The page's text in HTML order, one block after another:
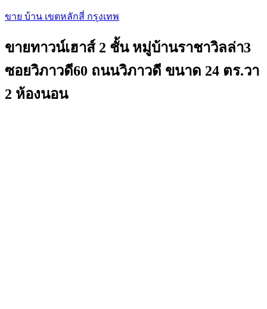
ขาย บ้าน เขตหลักสี่ กรุงเทพ
ขายทาวน์เฮาส์ 2 ชั้น หมู่บ้านราชาวิลล่า3
ซอยวิภาวดี60 ถนนวิภาวดี ขนาด 24 ตร.วา
2 ห้องนอน